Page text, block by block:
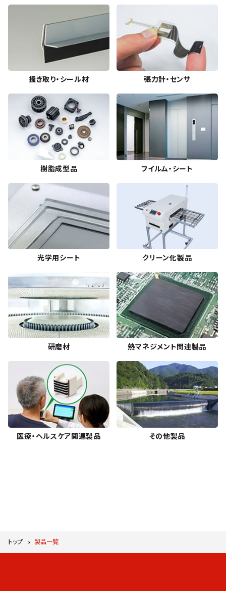
掻き取り・シール材 張力計・センサ
樹脂成型品 フイルム・シート
光学用シート クリーン化製品
研磨材 熱マネジメント関連製品
医療・ヘルスケア関連製品 その他製品
トップ 製品一覧